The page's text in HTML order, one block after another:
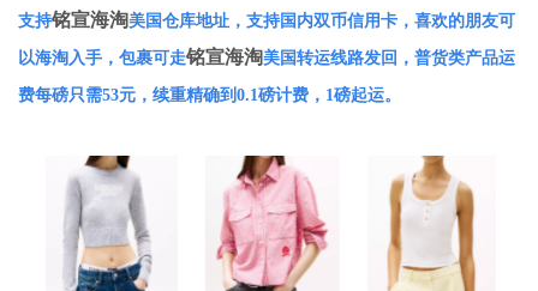
支持铭宣海淘美国仓库地址，支持国内双币信用卡，喜欢的朋友可
以海淘入手，包裹可走铭宣海淘美国转运线路发回，普货类产品运
费每磅只需53元，续重精确到0.1磅计费，1磅起运。